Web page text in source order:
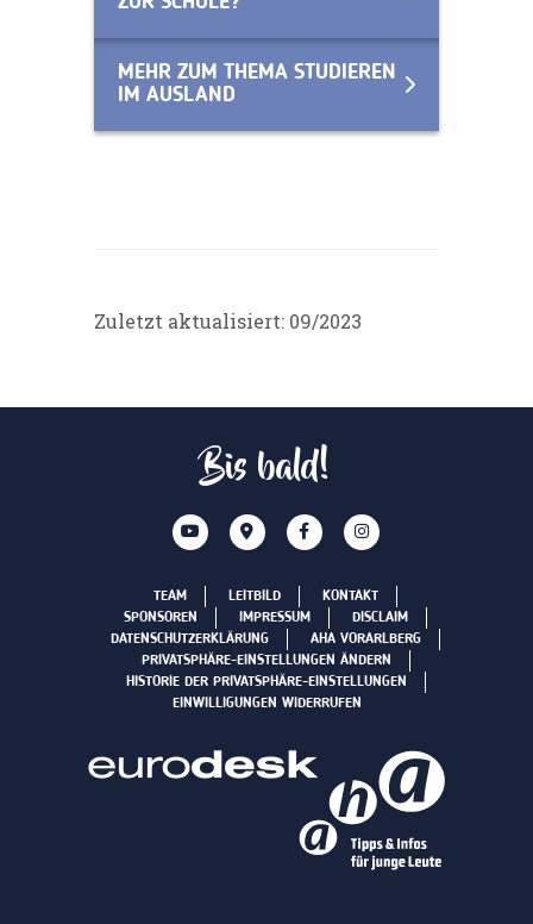
MEHR ZUM THEMA STUDIEREN
IM AUSLAND
Zuletzt aktualisiert: 09/2023
Bis bald!
TEAM LEITBILD
KONTAKT
SPONSOREN
IMPRESSUM
DISCLAIM
DATENSCHUTZERKLÄRUNG
AHA VORARLBERG
PRIVATSPHÄRE-EINSTELLUNGEN ÄNDERN
HISTORIE DER PRIVATSPHÄRE-EINSTELLUNGEN
EINWILLIGUNGEN WIDERRUFEN